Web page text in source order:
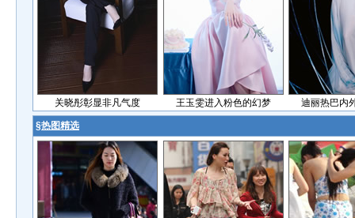
关晓彤彰显非凡气度 王玉雯进入粉色的幻梦 迪丽热巴内
§热图精选